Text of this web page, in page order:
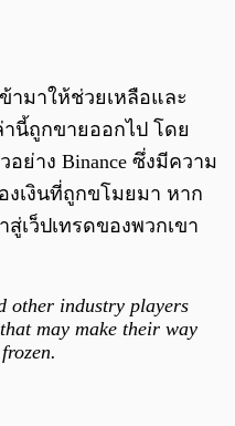
ามาให้ช่วยเหลือและ
นี้ถูกขายออกไป โดย
อย่าง Binance ซึ่งมีความ
เงินที่ถูกขโมยมา หาก
เว็ปเทรดของพวกเขา
other industry players
may make their way